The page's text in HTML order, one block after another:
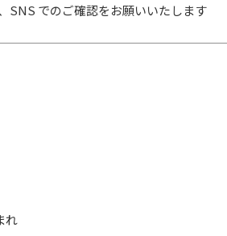
SNS でのご確認をお願いいたします
れ